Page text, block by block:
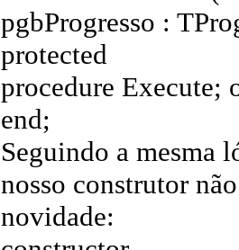
pgbProgresso :
protected
procedure Execute;
end;
Seguindo a mesma
nosso construtor
novidade: